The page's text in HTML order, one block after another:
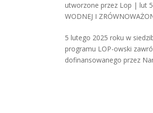
utworzone przez Lop |lut
WODNEJ I
5 lutego 2025 roku w
programu LOP-owski
dofinansowanego przez